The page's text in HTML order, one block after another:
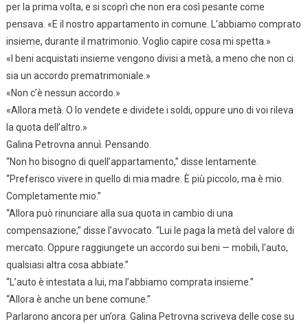
per la prima volta, e si scoprì che non era così pesante come
pensava. «E il nostro appartamento in comune. L’abbiamo comprato
insieme, durante il matrimonio. Voglio capire cosa mi spetta.»
«I beni acquistati insieme vengono divisi a metà, a meno che non ci
sia un accordo prematrimoniale.»
«Non c’è nessun accordo.»
«Allora metà. O lo vendete e dividete i soldi, oppure uno di voi rileva
la quota dell’altro.»
Galina Petrovna annuì. Pensando.
“Non ho bisogno di quell’appartamento,” disse lentamente.
“Preferisco vivere in quello di mia madre. È più piccolo, ma è mio.
Completamente mio.”
“Allora può rinunciare alla sua quota in cambio di una
compensazione,” disse l’avvocato. “Lui le paga la metà del valore di
mercato. Oppure raggiungete un accordo sui beni — mobili, l’auto,
qualsiasi altra cosa abbiate.”
“L’auto è intestata a lui, ma l’abbiamo comprata insieme.”
“Allora è anche un bene comune.”
Parlarono ancora per un’ora. Galina Petrovna scriveva delle cose su